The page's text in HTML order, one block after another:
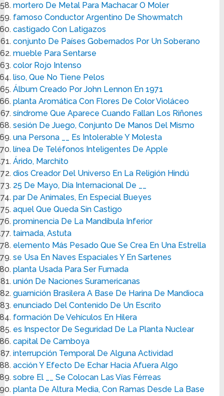
mortero De Metal Para Machacar O Moler
famoso Conductor Argentino De Showmatch
castigado Con Latigazos
conjunto De Países Gobernados Por Un Soberano
mueble Para Sentarse
color Rojo Intenso
liso, Que No Tiene Pelos
Álbum Creado Por John Lennon En 1971
planta Aromática Con Flores De Color Violáceo
síndrome Que Aparece Cuando Fallan Los Riñones
sesión De Juego, Conjunto De Manos Del Mismo
una Persona __ Es Intolerable Y Molesta
línea De Teléfonos Inteligentes De Apple
Árido, Marchito
dios Creador Del Universo En La Religión Hindú
25 De Mayo, Día Internacional De __
par De Animales, En Especial Bueyes
aquel Que Queda Sin Castigo
prominencia De La Mandíbula Inferior
taimada, Astuta
elemento Más Pesado Que Se Crea En Una Estrella
se Usa En Naves Espaciales Y En Sartenes
planta Usada Para Ser Fumada
unión De Naciones Suramericanas
guarnición Brasilera A Base De Harina De Mandioca
enunciado Del Contenido De Un Escrito
formación De Vehículos En Hilera
es Inspector De Seguridad De La Planta Nuclear
capital De Camboya
interrupción Temporal De Alguna Actividad
acción Y Efecto De Echar Hacia Afuera Algo
sobre El __ Se Colocan Las Vías Férreas
planta De Altura Media, Con Ramas Desde La Base